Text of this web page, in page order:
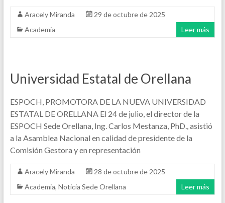
Aracely Miranda
29 de octubre de 2025
Academia
Leer más
Universidad Estatal de Orellana
ESPOCH, PROMOTORA DE LA NUEVA UNIVERSIDAD
ESTATAL DE ORELLANA El 24 de julio, el director de la
ESPOCH Sede Orellana, Ing. Carlos Mestanza, PhD., asistió
a la Asamblea Nacional en calidad de presidente de la
Comisión Gestora y en representación
Aracely Miranda
28 de octubre de 2025
Academia, Noticia Sede Orellana Leer más